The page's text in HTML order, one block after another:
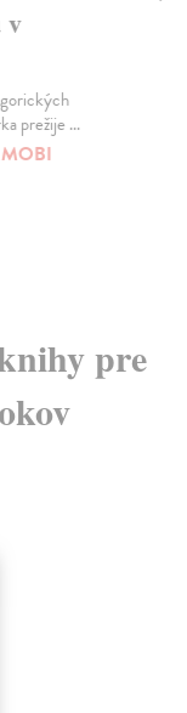
v
prežije ...
MOBI
pre